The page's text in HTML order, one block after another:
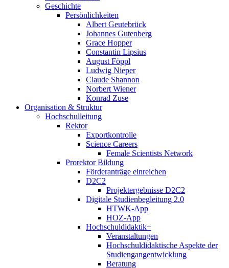
Geschichte
Persönlichkeiten
Albert Geutebrück
Johannes Gutenberg
Grace Hopper
Constantin Lipsius
August Föppl
Ludwig Nieper
Claude Shannon
Norbert Wiener
Konrad Zuse
Organisation & Struktur
Hochschulleitung
Rektor
Exportkontrolle
Science Careers
Female Scientists Network
Prorektor Bildung
Förderanträge einreichen
D2C2
Projektergebnisse D2C2
Digitale Studienbegleitung 2.0
HTWK-App
HOZ-App
Hochschuldidaktik+
Veranstaltungen
Hochschuldidaktische Aspekte der
Studiengangentwicklung
Beratung